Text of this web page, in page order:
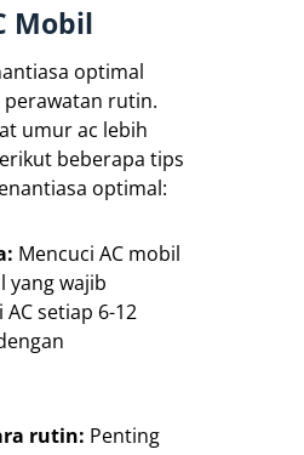
Mobil
optimal
rutin.
umur ac lebih
beberapa tips
optimal:
Mencuci AC mobil
yang wajib
setiap 6-12
rutin: Penting